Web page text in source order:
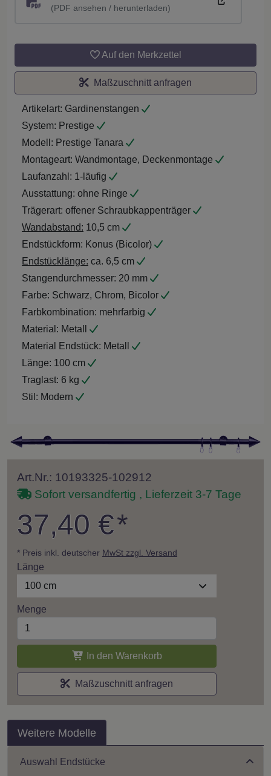
(PDF ansehen / herunterladen)
Auf den Merkzettel
Maßzuschnitt anfragen
Artikelart: Gardinenstangen
System: Prestige
Modell: Prestige Tanara
Montageart: Wandmontage, Deckenmontage
Laufanzahl: 1-läufig
Ausstattung: ohne Ringe
Trägerart: offener Schraubkappenträger
Wandabstand: 10,5 cm
Endstückform: Konus (Bicolor)
Endstücklänge: ca. 6,5 cm
Stangendurchmesser: 20 mm
Farbe: Schwarz, Chrom, Bicolor
Farbkombination: mehrfarbig
Material: Metall
Material Endstück: Metall
Länge: 100 cm
Traglast: 6 kg
Stil: Modern
Art.Nr.: 10193325-102912
Sofort versandfertig , Lieferzeit 3-7 Tage
37,40 €*
* Preis inkl. deutscher MwSt zzgl. Versand
Länge
100 cm
Menge
In den Warenkorb
Maßzuschnitt anfragen
Weitere Modelle
Auswahl Endstücke